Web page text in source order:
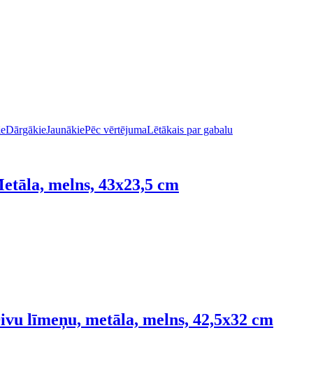
DārgākieJaunākiePēc vērtējumaLētākais par gabalu
melns, 43x23,5 cm
līmeņu, metāla, melns, 42,5x32 cm